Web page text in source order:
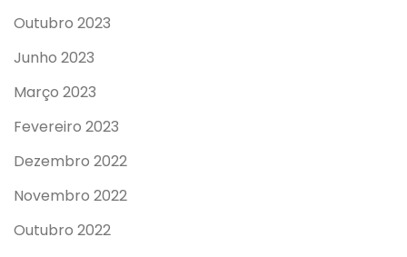
Outubro 2023
Junho 2023
Março 2023
Fevereiro 2023
Dezembro 2022
Novembro 2022
Outubro 2022